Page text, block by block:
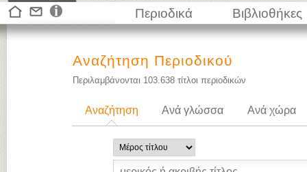
Περιοδικά Βιβλιοθήκες
Αναζήτηση Περιοδικού
Περιλαμβάνονται 103.638 τίτλοι περιοδικών
Αναζήτηση Ανά γλώσσα Ανά χώρα